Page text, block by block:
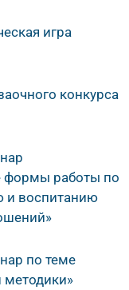
игра
конкурса
формы работы по
и воспитанию
по теме